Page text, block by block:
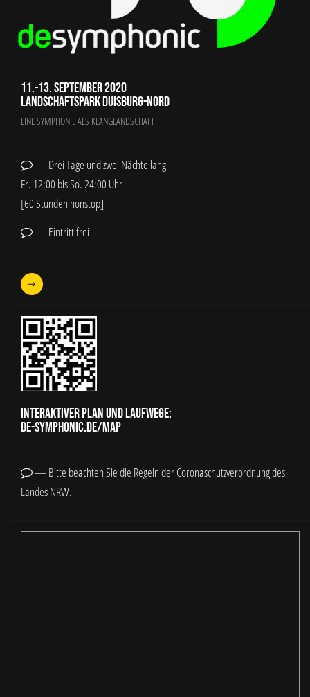
11.-13. September 2020
Landschaftspark Duisburg-Nord
EINE SYMPHONIE ALS KLANGLANDSCHAFT
— Drei Tage und zwei Nächte lang
Fr. 12:00 bis So. 24:00 Uhr
[60 Stunden nonstop]
— Eintritt frei
Interaktiver Plan und Laufwege:
de-symphonic.de/map
— Bitte beachten Sie die Regeln der Coronaschutzverordnung des
Landes NRW.